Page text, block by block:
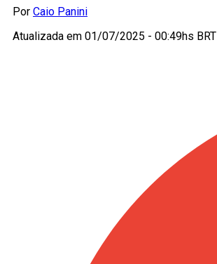
Por Caio Panini
Atualizada em 01/07/2025 - 00:49hs BRT